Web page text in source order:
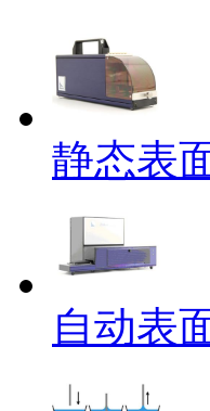
静态表
自动表